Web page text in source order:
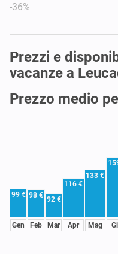
-36%
Prezzi e
vacanze a
Prezzo medio
99 €
Gen
98 €
Feb
92 €
Mar
116 €
Apr
133 €
Mag